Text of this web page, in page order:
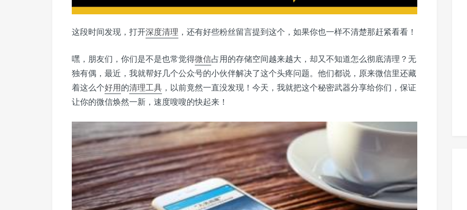
这段时间发现，打开深度清理 ，还有好些粉丝留言提到这个，如果你也一样不清楚那赶紧看看！
嘿，朋友们，你们是不是也常觉得微信占用的存储空间越来越大，却又不知道怎么彻底清理？无
独有偶，最近，我就帮好几个公众号的小伙伴解决了这个头疼问题。他们都说，原来微信里还藏
着这么个好用的清理工具 ，以前竟然一直没发现！今天，我就把这个秘密武器分享给你们，保证
让你的微信焕然一新，速度嗖嗖的快起来！